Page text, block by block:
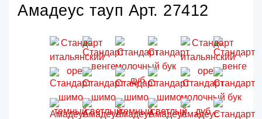
Амадеус тауп Арт. 27412